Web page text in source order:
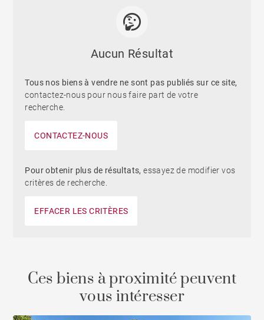
Aucun Résultat
Tous nos biens à vendre ne sont pas publiés sur ce site,
contactez-nous pour nous faire part de votre
recherche.
CONTACTEZ-NOUS
Pour obtenir plus de résultats,essayez de modifier vos
critères de recherche.
EFFACER LES CRITÈRES
Ces biens à proximité peuvent
vous intéresser